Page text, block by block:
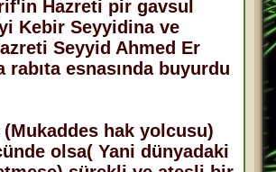
Hazreti pir gavsul
Kebir Seyyidina ve
Seyyid Ahmed Er
rabıta esnasında buyurdu
hak yolcusu)
olsa( Yani dünyadaki